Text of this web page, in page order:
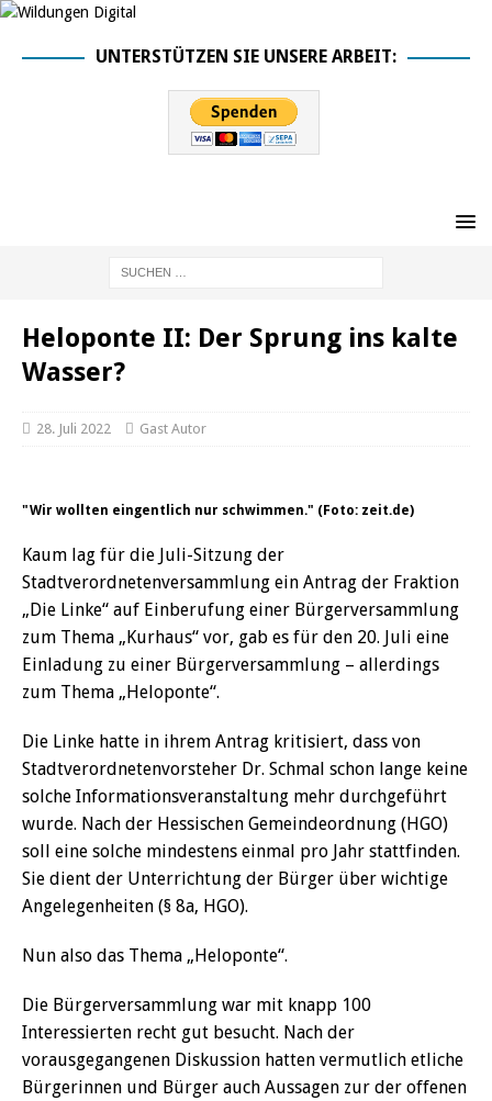
UNTERSTÜTZEN SIE UNSERE ARBEIT:
Heloponte II: Der Sprung ins kalte
Wasser?
28. Juli 2022 Gast Autor
"Wir wollten eingentlich nur schwimmen." (Foto: zeit.de)
Kaum lag für die Juli-Sitzung der
Stadtverordnetenversammlung ein Antrag der Fraktion
„Die Linke“ auf Einberufung einer Bürgerversammlung
zum Thema „Kurhaus“ vor, gab es für den 20. Juli eine
Einladung zu einer Bürgerversammlung – allerdings
zum Thema „Heloponte“.
Die Linke hatte in ihrem Antrag kritisiert, dass von
Stadtverordnetenvorsteher Dr. Schmal schon lange keine
solche Informationsveranstaltung mehr durchgeführt
wurde. Nach der Hessischen Gemeindeordnung (HGO)
soll eine solche mindestens einmal pro Jahr stattfinden.
Sie dient der Unterrichtung der Bürger über wichtige
Angelegenheiten (§ 8a, HGO).
Nun also das Thema „Heloponte“.
Die Bürgerversammlung war mit knapp 100
Interessierten recht gut besucht. Nach der
vorausgegangenen Diskussion hatten vermutlich etliche
Bürgerinnen und Bürger auch Aussagen zur der offenen